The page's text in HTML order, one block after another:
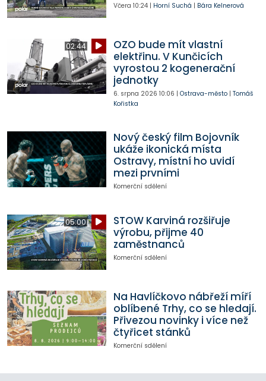
Včera 10:24| Horní Suchá | Bára Kelnerová
02:44
OZO bude mít vlastní
elektřinu. V Kunčicích
vyrostou 2 kogenerační
jednotky
6. srpna 2026 10:06 | Ostrava-město| Tomáš
Kořistka
Nový český film Bojovník
ukáže ikonická místa
Ostravy, místní ho uvidí
mezi prvními
Komerční sdělení
05:00
STOW Karviná rozšiřuje
výrobu, přijme 40
zaměstnanců
Komerční sdělení
Na Havlíčkovo nábřeží míří
oblíbené Trhy, co se hledají.
Přivezou novinky i více než
čtyřicet stánků
Komerční sdělení